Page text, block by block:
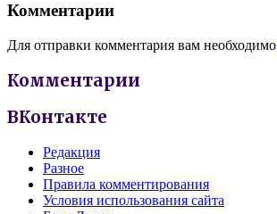
Комментарии
Для отправки комментария вам необходимо
Комментарии
ВКонтакте
Редакция
Разное
Правила комментирования
Условия использования сайта